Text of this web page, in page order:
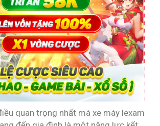
quan trọng nhất mà xe máy lexam